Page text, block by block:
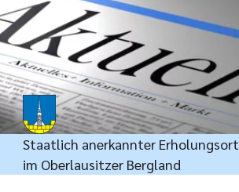
Staatlich anerkannter Erholungsort
im Oberlausitzer Bergland